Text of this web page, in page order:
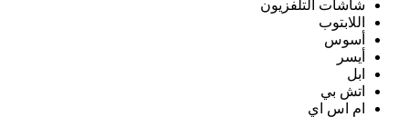
شاشات التلفزيون
اللابتوب
أسوس
أيسر
ابل
اتش بي
ام اس اي